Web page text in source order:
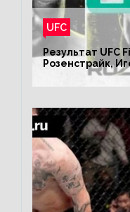
UFC
Результат UFC
Розенстрайк,
турнира ЮФС